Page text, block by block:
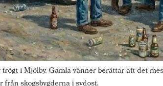
i Mjölby. Gamla vänner berättar att det